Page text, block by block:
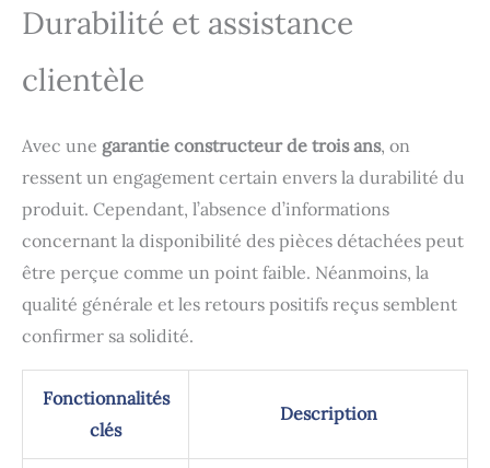
en utilisant le bouton
marche arrière.
vous permet de voir
facilement quand elle est
papier electrique est
facile à déplacer grâce à
ses quatre roulettes. De
plus, le bac extractible
fait 25 L, ce qui accélère
sa compacte taille, vous
n'importe où à la maison
Durabilité et assistance
clientèle
Avec une garantie constructeur de trois ans, on
ressent un engagement certain envers la durabilité du
produit. Cependant, l’absence d’informations
concernant la disponibilité des pièces détachées peut
être perçue comme un point faible. Néanmoins, la
qualité générale et les retours positifs reçus semblent
confirmer sa solidité.
Fonctionnalités
clés
Description